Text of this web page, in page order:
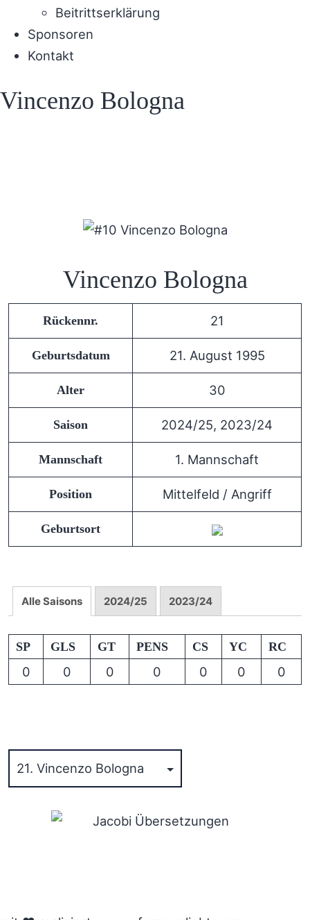
Beitrittserklärung
Sponsoren
Kontakt
Vincenzo Bologna
Vincenzo Bologna
Rückennr. 21
Geburtsdatum 21. August 1995
Alter 30
Saison 2024/25, 2023/24
Mannschaft 1. Mannschaft
Position Mittelfeld / Angriff
Geburtsort
Alle Saisons 2024/25 2023/24
SP GLS GT PENS CS YC RC
0 0 0 0 0 0 0